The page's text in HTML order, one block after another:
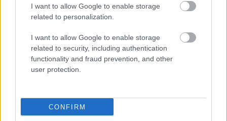
I want to allow Google to enable storage
related to personalization.
I want to allow Google to enable storage
related to security, including authentication
functionality and fraud prevention, and other
user protection.
CONFIRM
amikor a srácok visszajönnek hozzánk, akkor
mindannyian összedolgozzunk a jobb eredmények
érdekében. Az pedig, hogy olykor érzelmesek a
rádióban; és sok múlik azon, milyen emberek…
magával, a csapattal és mindenkivel szemben, de